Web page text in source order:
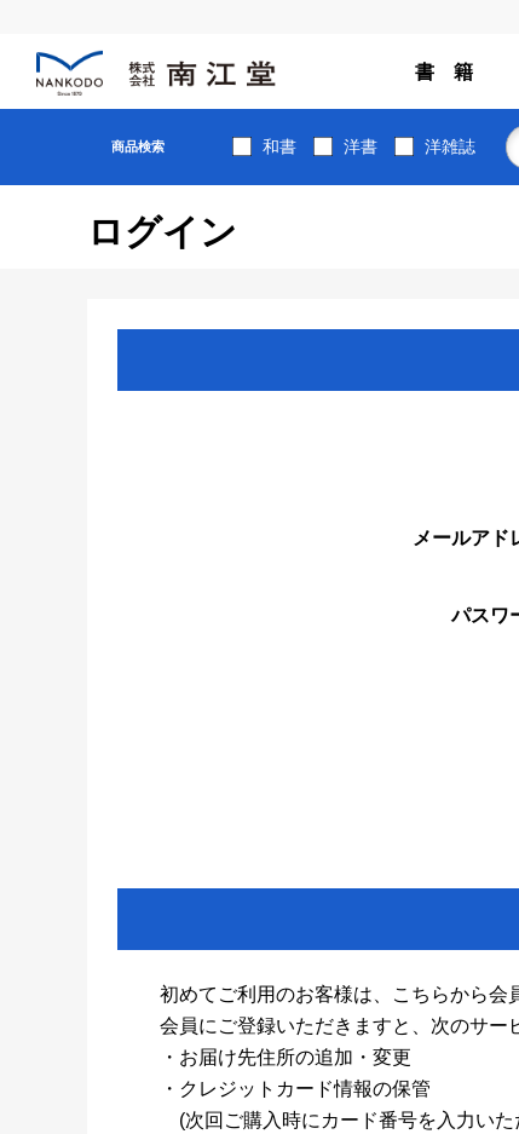
書 籍
商品検索 和書 洋書 洋雑誌
ログイン
メールアド
パスワ
初めてご利用のお客様は、こちらから会
会員にご登録いただきますと、次のサー
・お届け先住所の追加・変更
・クレジットカード情報の保管
(次回ご購入時にカード番号を入力いた